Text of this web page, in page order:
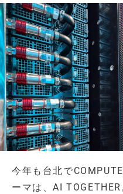
今年も台北で
ーマは、AI